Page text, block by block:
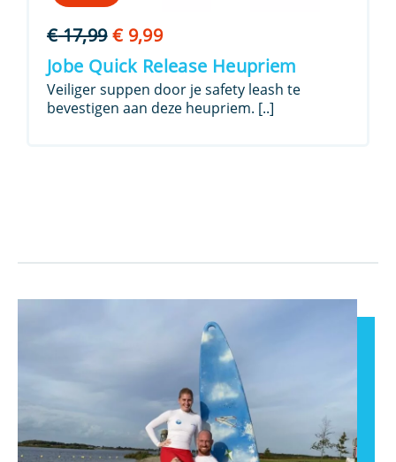
€17,99 Oorspronkelijke
prijs
was:
€ 17,99.
€9,99Huidige
prijs
is:
€ 9,99.
Jobe Quick Release Heupriem
Veiliger suppen door je safety leash te
bevestigen aan deze heupriem. [..]